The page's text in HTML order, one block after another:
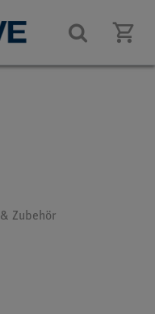
Zubehör